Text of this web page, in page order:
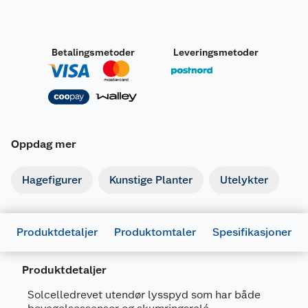
Betalingsmetoder Leveringsmetoder
Oppdag mer
Hagefigurer Kunstige Planter Utelykter
Produktdetaljer Produktomtaler Spesifikasjoner
Produktdetaljer
Solcelledrevet utendør lysspyd som har både